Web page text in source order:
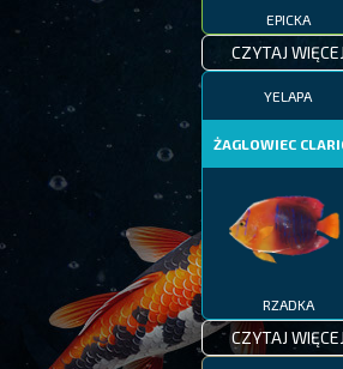
EPICKA
CZYTAJ WIĘCEJ
YELAPA
ŻAGLOWIEC
RZADKA
CZYTAJ WIĘCEJ